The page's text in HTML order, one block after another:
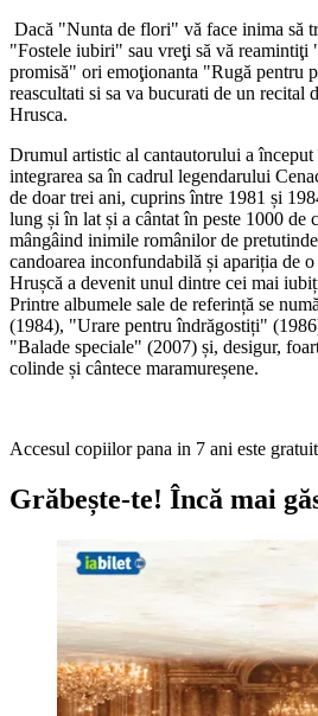
Dacă "Nunta de flori" vă face inima să
"Fostele iubiri" sau vreţi să vă reamintiţi
promisă" ori emoţionanta "Rugă pentru
reascultati si sa va bucurati de un recital
Hrusca.
Drumul artistic al cantautorului a început
integrarea sa în cadrul legendarului
de doar trei ani, cuprins între 1981 și
lung și în lat și a cântat în peste 1000 de
mângâind inimile românilor de
candoarea inconfundabilă și apariția de
Hrușcă a devenit unul dintre cei mai
Printre albumele sale de referință se
(1984), "Urare pentru îndrăgostiți"
"Balade speciale" (2007) și, desigur,
colinde și cântece maramureșene.
Accesul copiilor pana in 7 ani este
Grăbește-te! Încă mai